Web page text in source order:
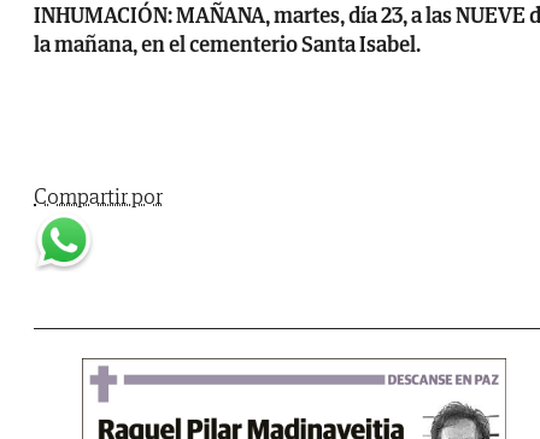
INHUMACIÓN: MAÑANA, martes, día 23, a las NUEVE
la mañana, en el cementerio Santa Isabel.
Compartir por